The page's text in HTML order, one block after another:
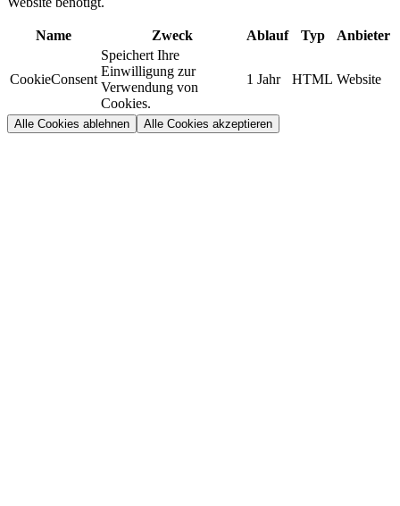
Name Zweck Ablauf Typ Anbieter
CookieConsent
Speichert Ihre
Einwilligung zur
Verwendung von
Cookies.
1 Jahr HTML Website
Alle Cookies ablehnen Alle Cookies akzeptieren